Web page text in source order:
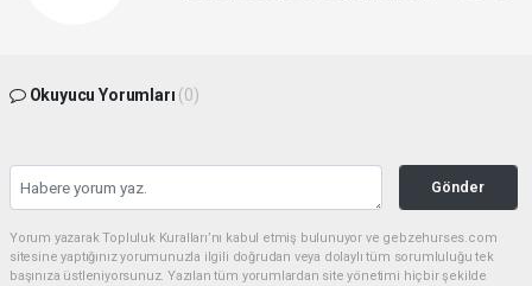
Okuyucu Yorumları (0)
Gönder
Yorum yazarak Topluluk Kuralları’nı kabul etmiş bulunuyor ve gebzehurses.com
sitesine yaptığınız yorumunuzla ilgili doğrudan veya dolaylı tüm sorumluluğu tek
başınıza üstleniyorsunuz. Yazılan tüm yorumlardan site yönetimi hiçbir şekilde